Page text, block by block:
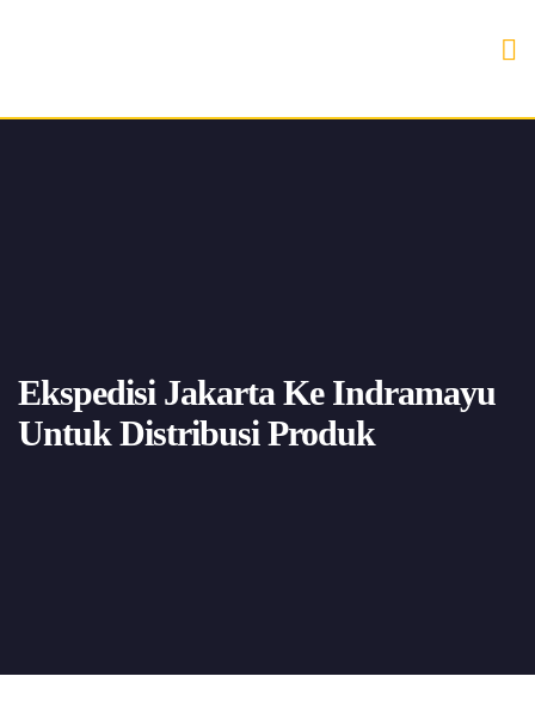
Ekspedisi Jakarta Ke Indramayu
Untuk Distribusi Produk